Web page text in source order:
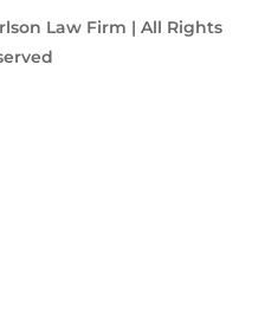
Law Firm | All Rights